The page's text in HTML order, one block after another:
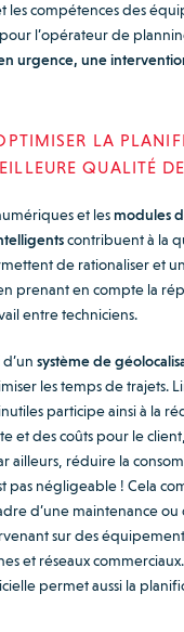
les compétences des
l’opérateur de
urgence, une
LA
QUALITÉ
et lesmodules
contribuent à la
de rationaliser et
prenant en compte la
entre techniciens.
système de
les temps de trajets.
participe ainsi à la
et des coûts pour le
ailleurs, réduire la
pas négligeable ! Cela
d’une maintenance ou
sur des
et réseaux commerciaux.
permet aussi la